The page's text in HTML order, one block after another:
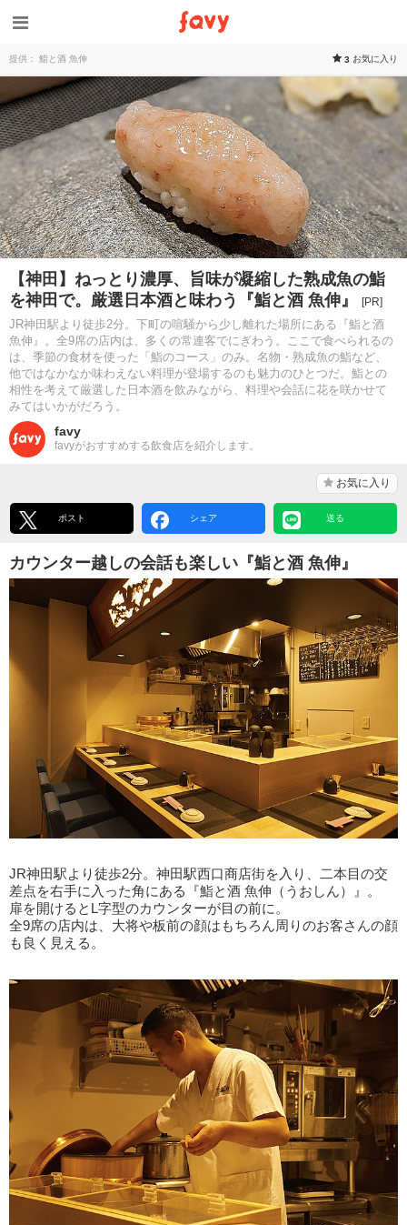
提供： 鮨と酒 魚伸 3 お気に入り
【神田】ねっとり濃厚、旨味が凝縮した熟成魚の鮨
を神田で。厳選日本酒と味わう『鮨と酒 魚伸』
[PR]
JR神田駅より徒歩2分。下町の喧騒から少し離れた場所にある『鮨と酒
魚伸』。全9席の店内は、多くの常連客でにぎわう。ここで食べられるの
は、季節の食材を使った「鮨のコース」のみ。名物・熟成魚の鮨など、
他ではなかなか味わえない料理が登場するのも魅力のひとつだ。鮨との
相性を考えて厳選した日本酒を飲みながら、料理や会話に花を咲かせて
みてはいかがだろう。
favy
favyがおすすめする飲食店を紹介します。
お気に入り
ポスト シェア 送る
カウンター越しの会話も楽しい『鮨と酒 魚伸』
JR神田駅より徒歩2分。神田駅西口商店街を入り、二本目の交
差点を右手に入った角にある『鮨と酒 魚伸（うおしん）』。
扉を開けるとL字型のカウンターが目の前に。
全9席の店内は、大将や板前の顔はもちろん周りのお客さんの顔
も良く見える。